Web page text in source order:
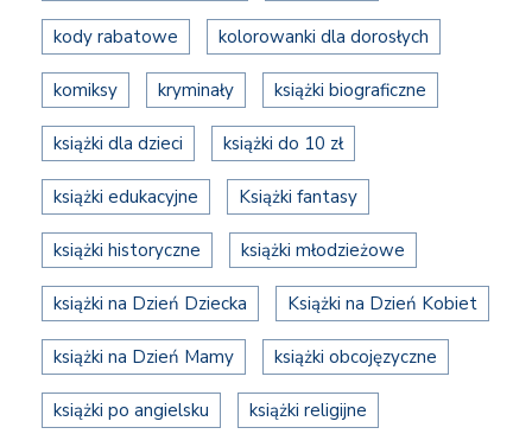
kody rabatowe kolorowanki dla dorosłych
komiksy kryminały książki biograficzne
książki dla dzieci książki do 10 zł
książki edukacyjne Książki fantasy
książki historyczne książki młodzieżowe
książki na Dzień Dziecka Książki na Dzień Kobiet
książki na Dzień Mamy książki obcojęzyczne
książki po angielsku książki religijne